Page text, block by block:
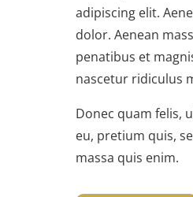
adipiscing elit.
dolor. Aenean
penatibus et
nascetur ridiculus
Donec quam felis,
eu, pretium quis,
massa quis enim.